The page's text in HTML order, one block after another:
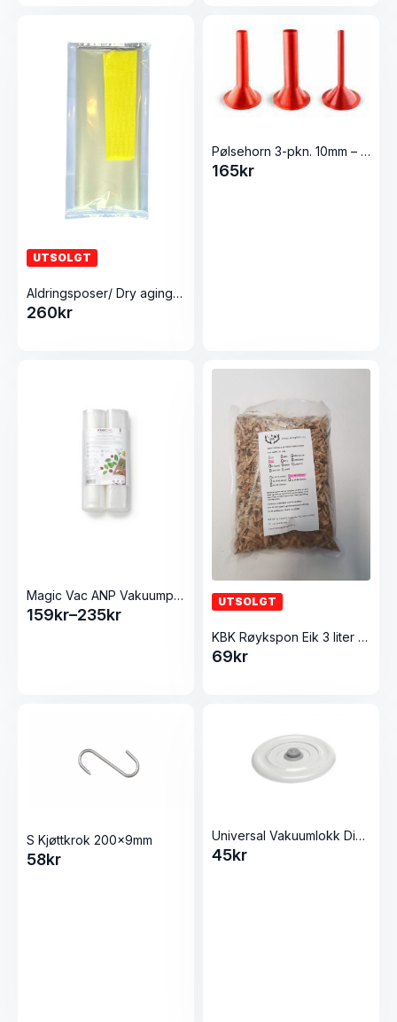
UTSOLGT
Aldringsposer/ Dry aging rull 300×3000
260kr
Pølsehorn 3-pkn. 10mm – 20mm – 30mm til 22 Elegant fra Tre Spade
165kr
Magic Vac ANP Vakuumposer ruller
159kr–235kr
Prisområde:
UTSOLGT
KBK Røykspon Eik 3 liter (6-9mm)
69kr
S Kjøttkrok 200x9mm
58kr
Universal Vakuumlokk Diameter: 13.5cm Hvit
45kr